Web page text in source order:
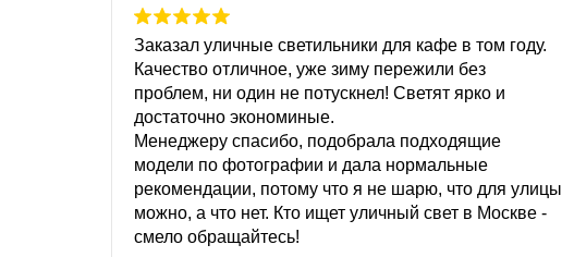
Заказал уличные светильники для кафе в том году.
Качество отличное, уже зиму пережили без
проблем, ни один не потускнел! Светят ярко и
достаточно экономиные.
Менеджеру спасибо, подобрала подходящие
модели по фотографии и дала нормальные
рекомендации, потому что я не шарю, что для улицы
можно, а что нет. Кто ищет уличный свет в Москве -
смело обращайтесь!